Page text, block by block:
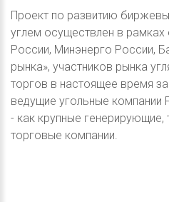
Проект по развитию
углем осуществлен в
России, Минэнерго России,
рынка», участников рынка
торгов в настоящее время
ведущие угольные компании
- как крупные генерирующие,
торговые компании.